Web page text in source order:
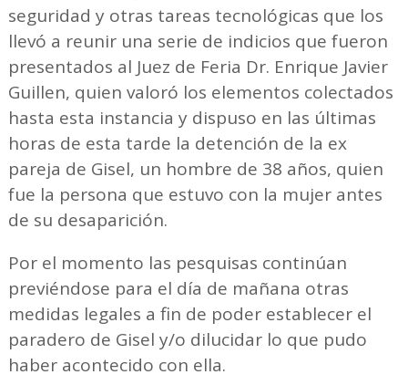
seguridad y otras tareas tecnológicas que los
llevó a reunir una serie de indicios que fueron
presentados al Juez de Feria Dr. Enrique Javier
Guillen, quien valoró los elementos colectados
hasta esta instancia y dispuso en las últimas
horas de esta tarde la detención de la ex
pareja de Gisel, un hombre de 38 años, quien
fue la persona que estuvo con la mujer antes
de su desaparición.
Por el momento las pesquisas continúan
previéndose para el día de mañana otras
medidas legales a fin de poder establecer el
paradero de Gisel y/o dilucidar lo que pudo
haber acontecido con ella.